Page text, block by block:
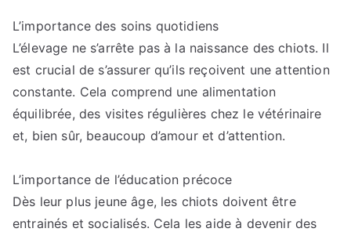
L’importance des soins quotidiens
L’élevage ne s’arrête pas à la naissance des chiots. Il
est crucial de s’assurer qu’ils reçoivent une attention
constante. Cela comprend une alimentation
équilibrée, des visites régulières chez le vétérinaire
et, bien sûr, beaucoup d’amour et d’attention.
L’importance de l’éducation précoce
Dès leur plus jeune âge, les chiots doivent être
entrainés et socialisés. Cela les aide à devenir des